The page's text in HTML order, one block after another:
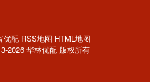
优配 RSS地图 HTML地图
2026 华林优配 版权所有